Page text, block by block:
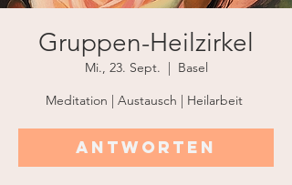
Gruppen-Heilzirkel
Mi., 23. Sept.
Basel
Meditation | Austausch | Heilarbeit
Antworten